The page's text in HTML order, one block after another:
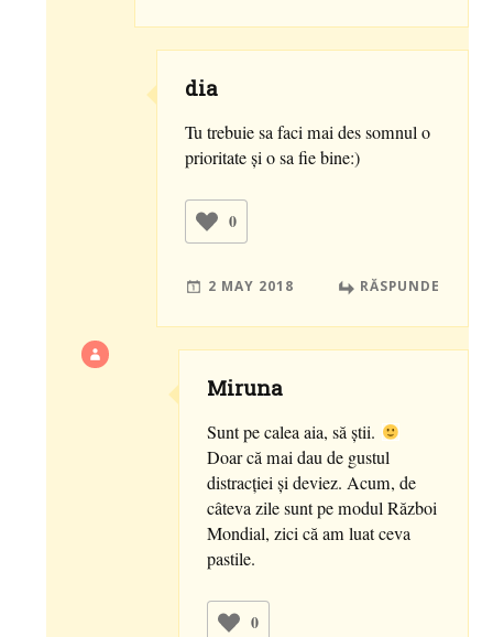
dia
Tu trebuie sa faci mai des somnul o
prioritate și o sa fie bine:)
0
2 MAY 2018 RĂSPUNDE
Miruna
Sunt pe calea aia, să știi.
Doar că mai dau de gustul
distracției și deviez. Acum, de
câteva zile sunt pe modul Război
Mondial, zici că am luat ceva
pastile.
0